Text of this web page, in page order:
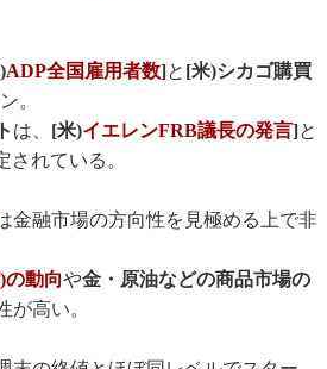
ADP全国雇用者数]と [米)シカゴ購買
。
は、 [米)イエレンFRB議長の発言]と
されている。
金融市場の方向性を見極める上で非
動向や金・原油などの商品市場の
が高い。